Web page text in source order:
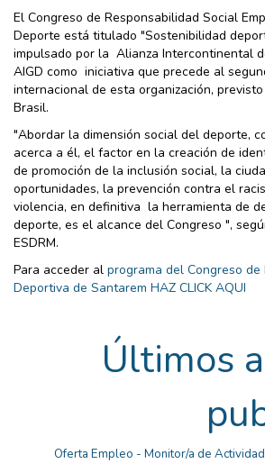
El Congreso de Responsabilidad Social
Deporte está titulado "Sostenibilidad
impulsado por la Alianza Intercontinental
AIGD como iniciativa que precede al
internacional de esta organización,
Brasil.
"Abordar la dimensión social del deporte,
acerca a él, el factor en la creación de
de promoción de la inclusión social, la
oportunidades, la prevención contra el
violencia, en definitiva la herramienta de
deporte, es el alcance del Congreso ",
ESDRM.
Para acceder al programa del Congreso de
Deportiva de Santarem HAZ CLICK AQUI
Últimos
Oferta Empleo - Monitor/a de